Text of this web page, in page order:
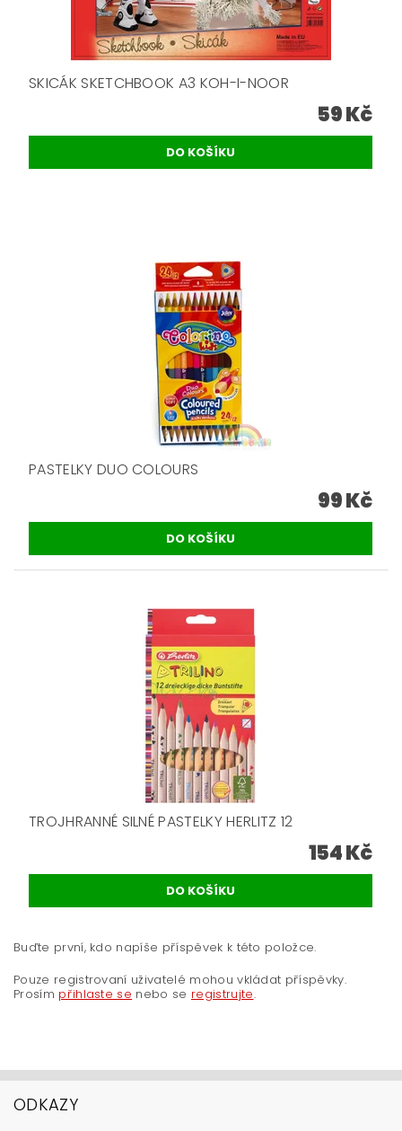
SKICÁK SKETCHBOOK A3 KOH-I-NOOR
59 Kč
PASTELKY DUO COLOURS
99 Kč
TROJHRANNÉ SILNÉ PASTELKY HERLITZ 12
154 Kč
Buďte první, kdo napíše příspěvek k této položce.
Pouze registrovaní uživatelé mohou vkládat příspěvky.
Prosím přihlaste se nebo se registrujte.
ODKAZY